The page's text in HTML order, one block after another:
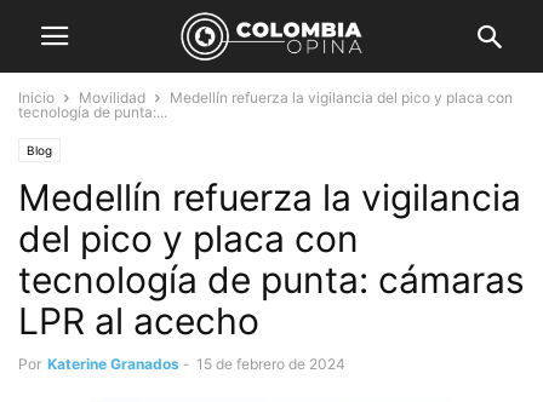
Inicio Movilidad
Medellín refuerza la vigilancia del pico y placa con
tecnología de punta:...
Blog
Medellín refuerza la vigilancia
del pico y placa con
tecnología de punta: cámaras
LPR al acecho
Por Katerine Granados - 15 de febrero de 2024